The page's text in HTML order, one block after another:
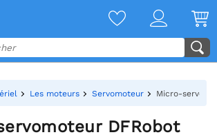
Les moteurs Servomoteur Micro-
DFRobot